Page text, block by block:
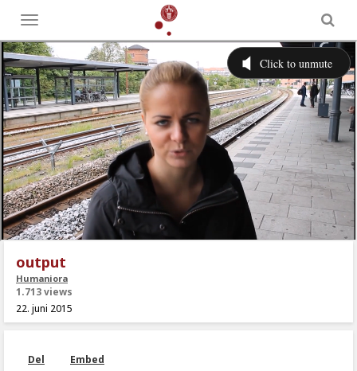
Toggle
menu
output
Humaniora
1.713 views
22. juni 2015
Del Embed